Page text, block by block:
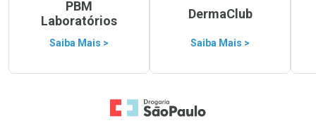
PBM
Laboratórios
Saiba Mais >
DermaClub
Saiba Mais >
Ir para a Home